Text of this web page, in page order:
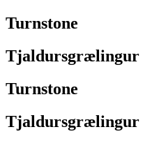
Turnstone
Tjaldursgrælingur
Turnstone
Tjaldursgrælingur